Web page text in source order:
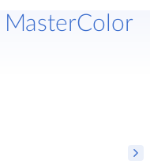
MasterColor